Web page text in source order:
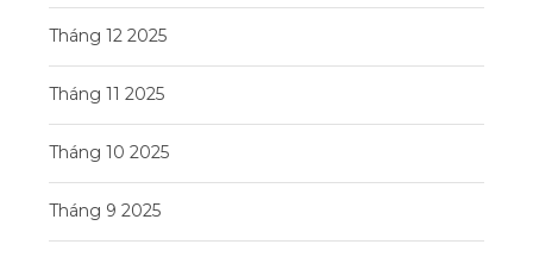
Tháng 12 2025
Tháng 11 2025
Tháng 10 2025
Tháng 9 2025